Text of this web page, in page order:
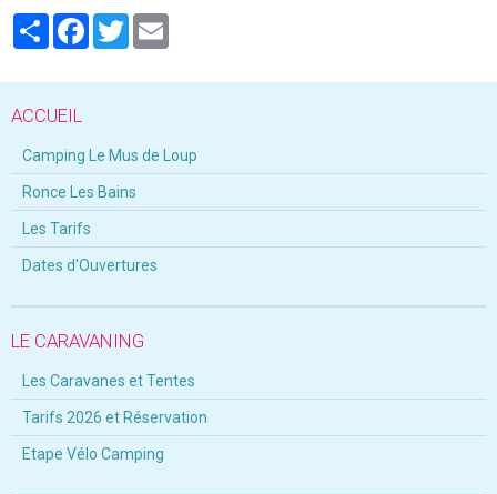
PartagerFacebook
Twitter
ACCUEIL
Camping Le Mus de Loup
Ronce Les Bains
Les Tarifs
Dates d'Ouvertures
LE CARAVANING
Les Caravanes et Tentes
Tarifs 2026 et Réservation
Etape Vélo Camping